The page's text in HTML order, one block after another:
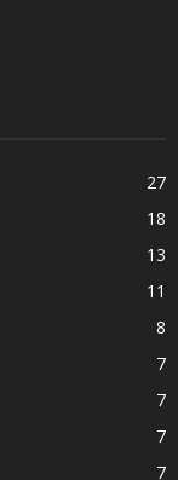
27
18
13
11
8
7
7
7
7